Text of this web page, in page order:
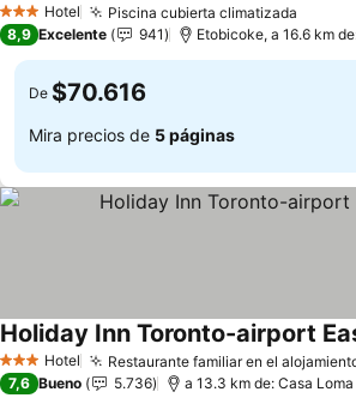
3 Estrellas
Hotel Piscina cubierta climatizada
8,9 Excelente 941 Etobicoke, a 16.6 km
De $70.616
Mira precios de 5 páginas
3 Estrellas
Hotel Restaurante familiar en el
Holiday Inn Toronto-airport
7,6 Bueno 5.736 a 13.3 km de: Casa Loma